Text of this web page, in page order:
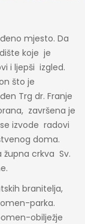
mjesto. Da
koje je
i ljepši izgled.
što je
Trg dr. Franje
završena je
izvode radovi
doma.
crkva Sv.
branitelja,
parka.
obilježje